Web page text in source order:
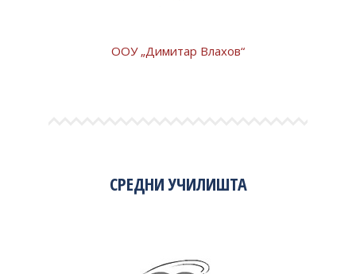
ООУ „Димитар Влахов“
СРЕДНИ УЧИЛИШТА